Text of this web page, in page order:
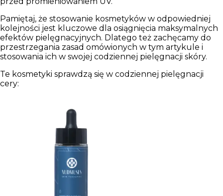
Pamiętaj, że stosowanie kosmetyków w odpowiedniej
kolejności jest kluczowe dla osiągnięcia maksymalnych
efektów pielęgnacyjnych. Dlatego też zachęcamy do
przestrzegania zasad omówionych w tym artykule i
stosowania ich w swojej codziennej pielęgnacji skóry.
Te kosmetyki sprawdzą się w codziennej pielęgnacji
cery: